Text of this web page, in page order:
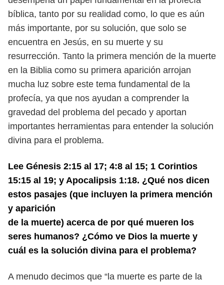
bíblica, tanto por su realidad como, lo que es aún
más importante, por su solución, que solo se
encuentra en Jesús, en su muerte y su
resurrección. Tanto la primera mención de la muerte
en la Biblia como su primera aparición arrojan
mucha luz sobre este tema fundamental de la
profecía, ya que nos ayudan a comprender la
gravedad del problema del pecado y aportan
importantes herramientas para entender la solución
divina para el problema.
Lee Génesis 2:15 al 17; 4:8 al 15; 1 Corintios
15:15 al 19; y Apocalipsis 1:18. ¿Qué nos dicen
estos pasajes (que incluyen la primera mención
y aparición
de la muerte) acerca de por qué mueren los
seres humanos? ¿Cómo ve Dios la muerte y
cuál es la solución divina para el problema?
A menudo decimos que “la muerte es parte de la